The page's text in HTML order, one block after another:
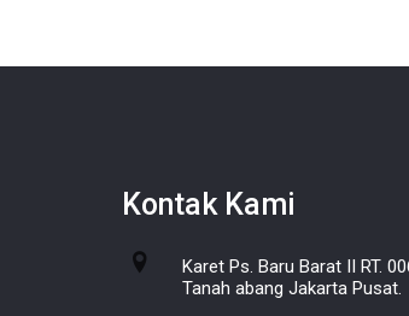
Kontak Kami
Karet Ps. Baru Barat II RT.
Tanah abang Jakarta Pusat.